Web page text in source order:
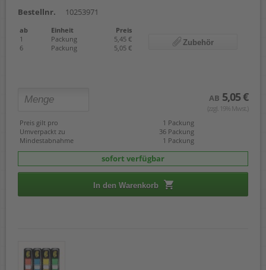
Bestellnr.
10253971
ab Einheit
Preis
1
Packung
5,45 €
6
Packung 5,05 €
Zubehör
AB 5,05 €
(zzgl. 19% Mwst.)
Preis gilt pro
1 Packung
Umverpackt zu
36 Packung
Mindestabnahme
1 Packung
sofort verfügbar
In den Warenkorb